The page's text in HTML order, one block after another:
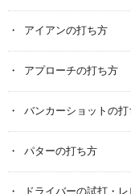
アイアンの打ち方
アプローチの打ち方
バンカーショットの打
パターの打ち方